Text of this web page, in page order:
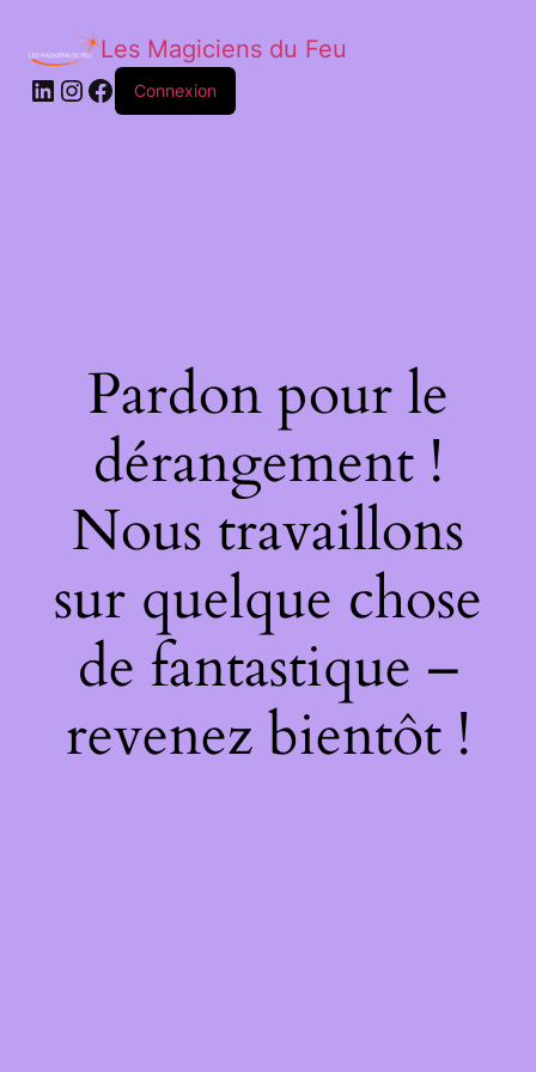
Les Magiciens du Feu
LinkedIn
Instagram
Facebook
Connexion
Pardon pour le
dérangement !
Nous travaillons
sur quelque chose
de fantastique –
revenez bientôt !